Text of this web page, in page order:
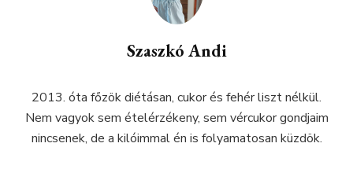
Szaszkó Andi
2013. óta főzök diétásan, cukor és fehér liszt nélkül.
Nem vagyok sem ételérzékeny, sem vércukor gondjaim
nincsenek, de a kilóimmal én is folyamatosan küzdök.